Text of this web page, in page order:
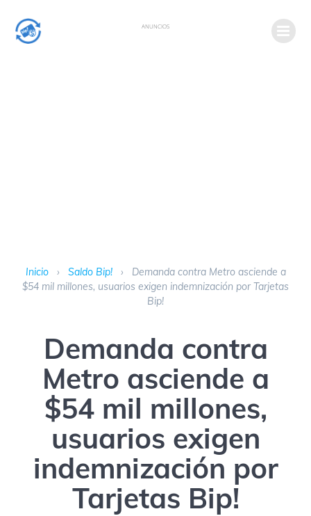
ANUNCIOS
Inicio› Saldo Bip!› Demanda contra Metro asciende a
$54 mil millones, usuarios exigen indemnización por Tarjetas
Bip!
Demanda contra
Metro asciende a
$54 mil millones,
usuarios exigen
indemnización por
Tarjetas Bip!